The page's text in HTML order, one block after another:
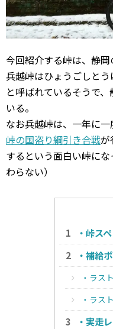
今回紹介する峠は、静岡
兵越峠はひょうごしと
と呼ばれているそうで
いる。
なお兵越峠は、一年に
峠の国盗り綱引き合戦が
するという面白い峠に
わらない）
・峠ス
・補給
・ラス
・ラス
・実走